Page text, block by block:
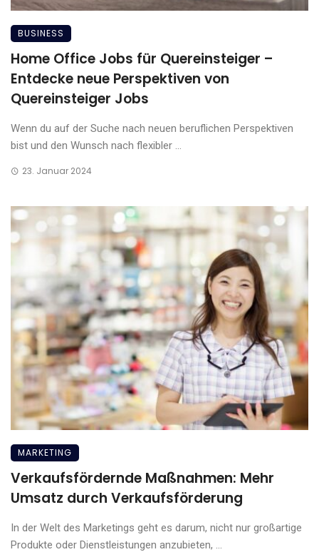
BUSINESS
Home Office Jobs für Quereinsteiger –
Entdecke neue Perspektiven von
Quereinsteiger Jobs
Wenn du auf der Suche nach neuen beruflichen Perspektiven
bist und den Wunsch nach flexibler ...
23. Januar 2024
MARKETING
Verkaufsfördernde Maßnahmen: Mehr
Umsatz durch Verkaufsförderung
In der Welt des Marketings geht es darum, nicht nur großartige
Produkte oder Dienstleistungen anzubieten, ...